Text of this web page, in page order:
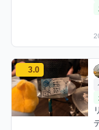
ぷーしゃん💨の
3.0